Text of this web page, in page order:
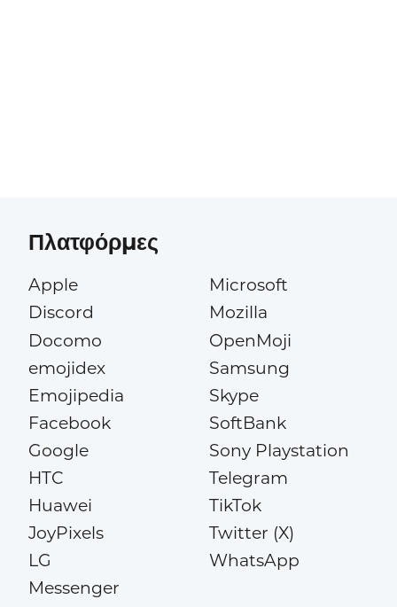
Πλατφόρμες
Apple
Discord
Docomo
emojidex
Emojipedia
Facebook
Google
HTC
Huawei
JoyPixels
LG
Messenger
Microsoft
Mozilla
OpenMoji
Samsung
Skype
SoftBank
Sony Playstation
Telegram
TikTok
Twitter (X)
WhatsApp